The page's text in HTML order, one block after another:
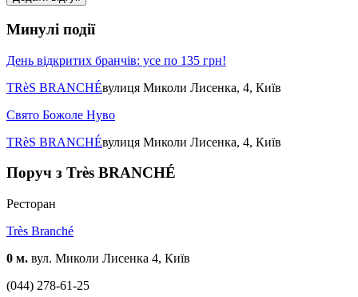
залишайся самим собою!
І ми впевнені, що Très BRANCHÉ - це все ми - вільні, творчі,
натхненні, шанувальники всього прекрасного: від їжі до
думок!
Nous sommes Très FRANÇAIS. Et vous?
Минулі події
День відкритих бранчів: усе по 135 грн!
TRèS BRANCHÉвулиця Миколи Лисенка, 4, Київ
Свято Божоле Нуво
TRèS BRANCHÉвулиця Миколи Лисенка, 4, Київ
Поруч з Très BRANCHÉ
Ресторан
Très Branché
0 м. вул. Миколи Лисенка 4, Київ
(044) 278-61-25